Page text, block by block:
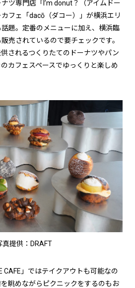
ツ専門店「I’m donut？（アイムドー
フェ「dacō（ダコー）」が横浜エリ
題。定番のメニューに加え、横浜臨
売されているので要チェックです。
されるつくりたてのドーナツやパン
カフェスペースでゆっくりと楽しめ
真提供：DRAFT
CAFE」ではテイクアウトも可能なの
眺めながらピクニックをするのもお